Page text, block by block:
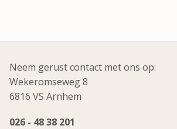
Neem gerust contact met ons op:
Wekeromseweg 8
6816 VS Arnhem
026 - 48 38 201